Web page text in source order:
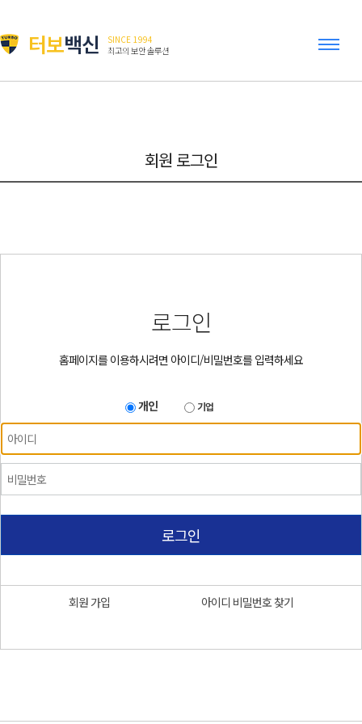
터보백신
SINCE 1994
최고의 보안 솔루션
회원 로그인
로그인
홈페이지를 이용하시려면 아이디/비밀번호를 입력하세요
개인 기업
로그인
회원 가입 아이디 비밀번호 찾기